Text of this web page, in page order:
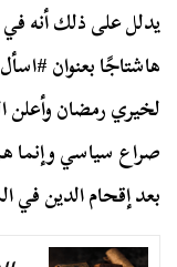
هاشتاجًا بعنوان
لخيري رمضان وأعلن
صراع سياسي وإنما
بعد إقحام الدين في